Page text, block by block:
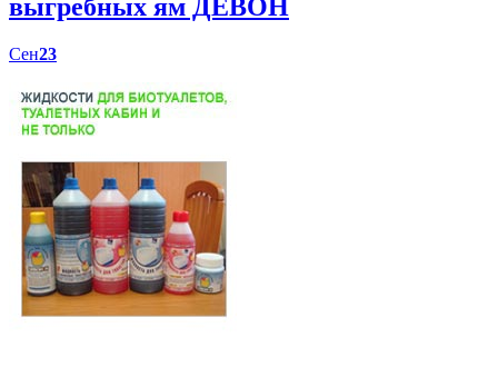
выгребных ям ДЕВОН
Сен23